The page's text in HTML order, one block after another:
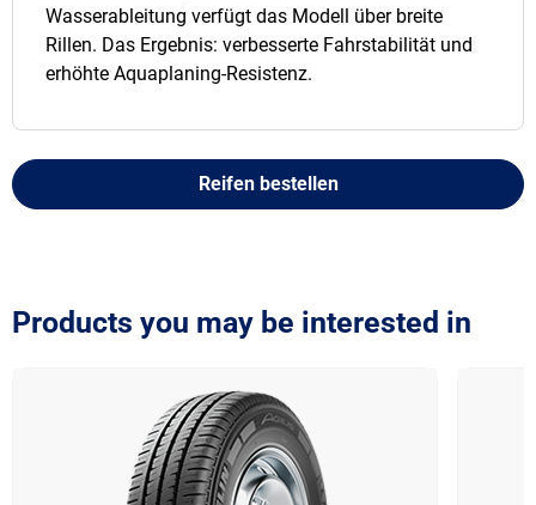
Wasserableitung verfügt das Modell über breite
Rillen. Das Ergebnis: verbesserte Fahrstabilität und
erhöhte Aquaplaning-Resistenz.
Reifen bestellen
Products you may be interested in